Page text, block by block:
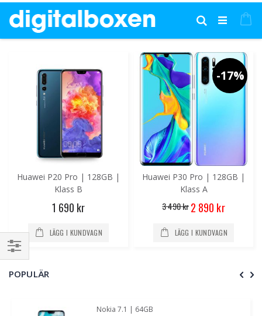
till
innehållet
Sök
Huawei P20 Pro | 128GB |
Klass B
1 690 kr
LÄGG I KUNDVAGN
-17%
Huawei P30 Pro | 128GB |
Klass A
3 490 kr Special
Price
2 890 kr
LÄGG I KUNDVAGN
Handla
enligt
POPULÄR
Nokia 7.1 | 64GB